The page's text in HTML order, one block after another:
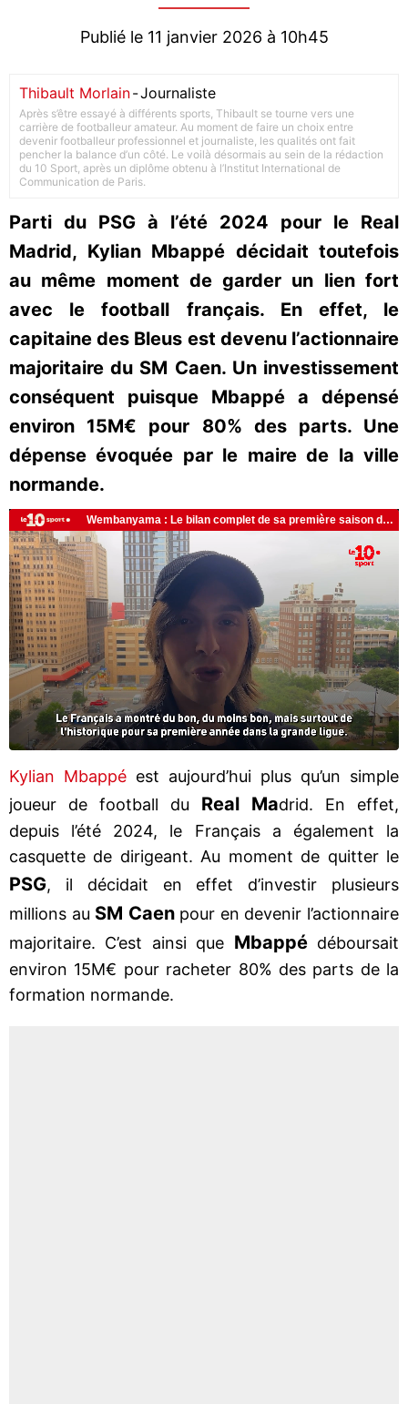
Publié le 11 janvier 2026 à 10h45
Thibault Morlain-Journaliste
Après s’être essayé à différents sports, Thibault se tourne vers une
carrière de footballeur amateur. Au moment de faire un choix entre
devenir footballeur professionnel et journaliste, les qualités ont fait
pencher la balance d’un côté. Le voilà désormais au sein de la rédaction
du 10 Sport, après un diplôme obtenu à l’Institut International de
Communication de Paris.
Parti du PSG à l’été 2024 pour le Real
Madrid, Kylian Mbappé décidait toutefois
au même moment de garder un lien fort
avec le football français. En effet, le
capitaine des Bleus est devenu l’actionnaire
majoritaire du SM Caen. Un investissement
conséquent puisque Mbappé a dépensé
environ 15M€ pour 80% des parts. Une
dépense évoquée par le maire de la ville
normande.
Kylian Mbappé est aujourd’hui plus qu’un simple
joueur de football du Real Madrid. En effet,
depuis l’été 2024, le Français a également la
casquette de dirigeant. Au moment de quitter le
PSG, il décidait en effet d’investir plusieurs
millions au SM Caenpour en devenir l’actionnaire
majoritaire. C’est ainsi que Mbappédéboursait
environ 15M€ pour racheter 80% des parts de la
formation normande.